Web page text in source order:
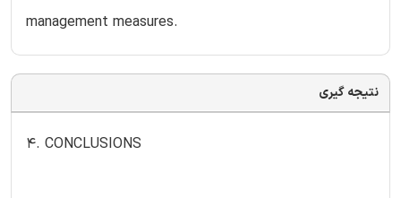
management measures.
نتیجه گیری
4. CONCLUSIONS